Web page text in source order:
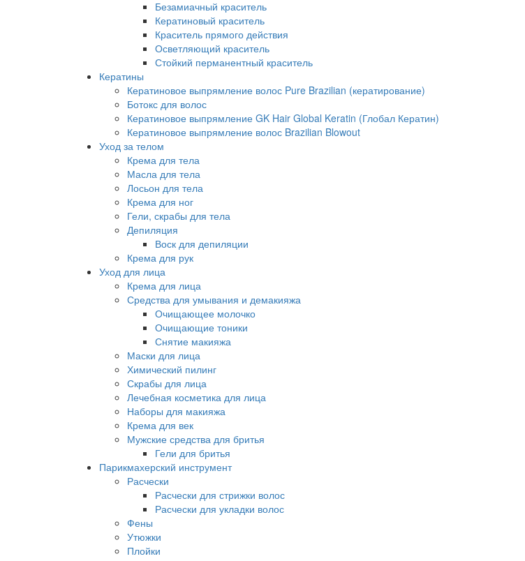
Безамиачный краситель
Кератиновый краситель
Краситель прямого действия
Осветляющий краситель
Стойкий перманентный краситель
Кератины
Кератиновое выпрямление волос Pure Brazilian (кератирование)
Ботокс для волос
Кератиновое выпрямление GK Hair Global Keratin (Глобал Кератин)
Кератиновое выпрямление волос Brazilian Blowout
Уход за телом
Крема для тела
Масла для тела
Лосьон для тела
Крема для ног
Гели, скрабы для тела
Депиляция
Воск для депиляции
Крема для рук
Уход для лица
Крема для лица
Средства для умывания и демакияжа
Очищающее молочко
Очищающие тоники
Снятие макияжа
Маски для лица
Химический пилинг
Скрабы для лица
Лечебная косметика для лица
Наборы для макияжа
Крема для век
Мужские средства для бритья
Гели для бритья
Парикмахерский инструмент
Расчески
Расчески для стрижки волос
Расчески для укладки волос
Фены
Утюжки
Плойки